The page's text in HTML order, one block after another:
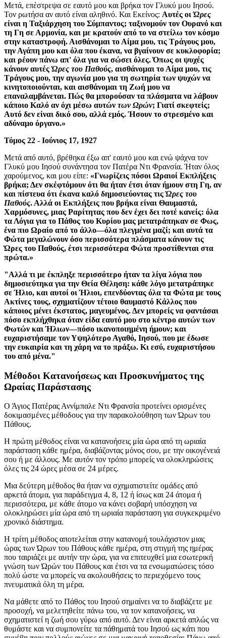
Μετά, επέστρεψα σε εαυτό μου και βρήκα τον Γλυκύ μου Ιησού.
Τον ρωτήσα αν αυτό είναι αληθινό. Και Εκείνος: Αυτές οιΏρες
είναι η Ταξιάρχηση του Σύμπαντος; ταξινομούν τον Ουρανό και
τη Γη σε Αρμονία, και με κρατούν από το να στείλω τον κόσμο
στην καταστροφή. Αισθάνομαι το Αίμα μου, τις Τράγους μου,
την Αγάπη μου και όλα που έκανα, να βγαίνουν σε κυκλοφορία;
και ρέουν πάνω απ' όλα για να σώσει όλες. Όπως οι ψυχές
κάνουν αυτέςΏρες του Παθούς, αισθάνομαι το Αίμα μου, τις
Τράγους μου, την αγωνία μου για τη σωτηρία των ψυχών να
κινητοποιούνται, και αισθάνομαι τη Ζωή μου να
επαναλαμβάνεται. Πώς θα μπορούσαν τα πλάσματα να λάβουν
κάποιο Καλό αν όχι μέσω αυτών των Ωρών; Γιατί σκεφτείς;
Αυτό δεν είναι δικό σου, αλλά εμός. Ήσουν το στρεσμένο και
αδύναμο όργανο.»
Τόμος 22 - Ιούνιος 17, 1927
Μετά από αυτό, βρέθηκα έξω απ' εαυτό μου και ενώ ψάχνα τον
Γλυκύ μου Ιησού συνάντησα τον Πατέρα Ντι Φρανσία. Ήταν όλος
χαρούμενος, και μου είπε: «Γνωρίζεις πόσοι Ωραιοί Εκπλήξεις
βρήκα; Δεν σκέφτόμουν ότι θα ήταν έτσι όταν ήμουν στη Γη, αν
και πίστευα ότι έκανα καλό δημοσιεύοντας τιςΏρες του
Παθούς. Αλλά οι Εκπλήξεις που βρήκα είναι Θαυμαστά,
Χαρμόσυνες, μιας Ραρίτητας που δεν έχει δει ποτέ κανείς: όλα
τα Λόγια για το Πάθος του Κυρίου μας μετατράπηκαν σε Φως,
ένα πιο Ωραίο από το άλλο—όλα πλεγμένα μαζί; και αυτά τα
Φώτα μεγαλώνουν όσο περισσότερα πλάσματα κάνουν τις
Ώρες του Παθούς, έτσι περισσότερα Φώτα προστίθενται στα
πρώτα.»
"Αλλά τι με έκπληξε περισσότερο ήταν τα λίγα λόγια που
δημοσιεύτηκα για την Θεία Θέληση: κάθε λόγο μετατράπηκε
σε Ήλιο, και αυτοί οι Ήλιοι, επενδύοντας όλα τα Φώτα με τους
Ακτίνες τους, σχηματίζουν τέτοιο θαυμαστό Κάλλος που
κάποιος μένει έκστατος, μαγευμένος. Δεν μπορείς να φαντάσαι
πόσο εκπλήχθηκα όταν είδα εαυτό μου στο κέντρο αυτών των
Φωτών και Ήλιων—πόσο ικανοποιημένη ήμουν; και
ευχαριστήσαμε τον Υψηλότερο Αγαθό, Ιησού, που με έδωσε
την ευκαιρία και τη χάρη να το πράξω. Κι εσύ, ευχαριστήσου
του από μένα."
Μέθοδοι Κατανοήσεως και Προσκυνήματος της
Ωραίας Παράστασης
Ο Άγιος Πατέρας Αννίμπαλε Ντι Φρανσία προτείνει ορισμένες
δοκιμασμένες μέθοδους για την παρακολούθηση των Ώρων του
Πάθους.
Η πρώτη μέθοδος είναι να κατανοήσεις μία ώρα από τη ωριαία
παράσταση κάθε ημέρα, διαβάζοντας μόνος σου, με την οικογένειά
σου ή με άλλους. Με αυτόν τον τρόπο μπορείς να ολοκληρώσεις
όλες τις 24 ώρες μέσα σε 24 μέρες.
Μια δεύτερη μέθοδος θα ήταν να σχηματιστείτε ομάδες από
αρκετά άτομα, για παράδειγμα 4, 8, 12 ή ίσως και 24 άτομα ή
περισσότερα, με κάθε άτομο να κάνει σοβαρή υπόσχηση να
ολοκληρώσει μία ώρα από τη ωριαία παράσταση για συγκεκριμένο
χρονικό διάστημα.
Η τρίτη μέθοδος αποτελείται στην κατανομή τουλάχιστον μιας
ώρας των Ώρων του Πάθους κάθε ημέρα, στη στιγμή της ημέρας
που ταιριάζει με αυτήν την ώρα, για να επιτευχθεί μια εσωτερική
γνώση των Ώρών του Πάθους και έτσι να τα ενσωματώσεις τόσο
πολύ ώστε να μπορείς να ακολουθήσεις το περιεχόμενο τους
πνευματικά όλη τη μέρα.
Να μάθετε από το Πάθος του Ιησού σημαίνει να το διαβάζετε με
προσοχή, να μελετηθείτε πάνω του, να τον κατανοήσεις, να
σχηματιστεί η ζωή σου γύρω από αυτό. Δεν είναι αρκετά απλώς να
θυμάστε και να συμπονείτε τα πάθηματά του Ιησού ως κάτι που